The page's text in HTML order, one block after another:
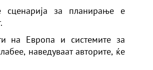
за планирање е
на Европа и системите за
наведуваат авторите, ќе